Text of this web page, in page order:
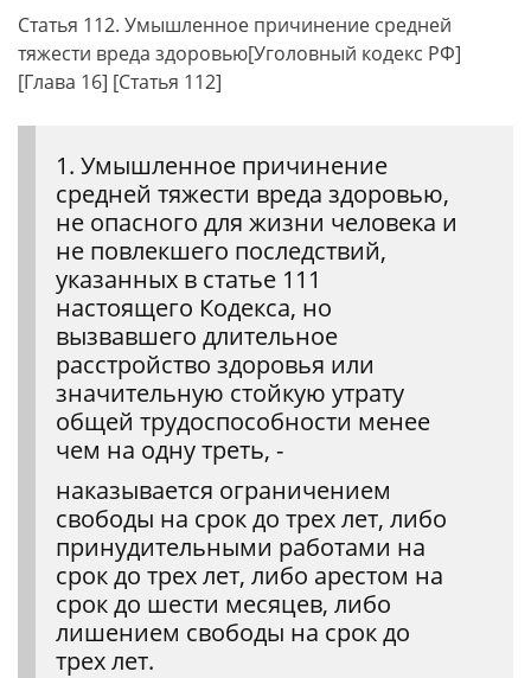
Статья 112. Умышленное причинение средней
тяжести вреда здоровью[Уголовный кодекс РФ]
[Глава 16] [Статья 112]
1. Умышленное причинение
средней тяжести вреда здоровью,
не опасного для жизни человека и
не повлекшего последствий,
указанных в статье 111
настоящего Кодекса, но
вызвавшего длительное
расстройство здоровья или
значительную стойкую утрату
общей трудоспособности менее
чем на одну треть, -
наказывается ограничением
свободы на срок до трех лет, либо
принудительными работами на
срок до трех лет, либо арестом на
срок до шести месяцев, либо
лишением свободы на срок до
трех лет.